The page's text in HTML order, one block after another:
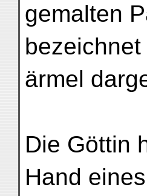
gemalten
ärmel
Die Göttin
Hand